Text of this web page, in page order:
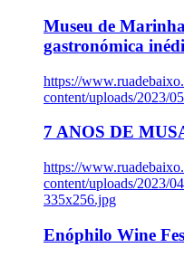
Museu de
gastronómica
https://
content/uploads/2023/
7 ANOS DE
https://
content/uploads/2023/
335x256.jpg
Enóphilo Wine